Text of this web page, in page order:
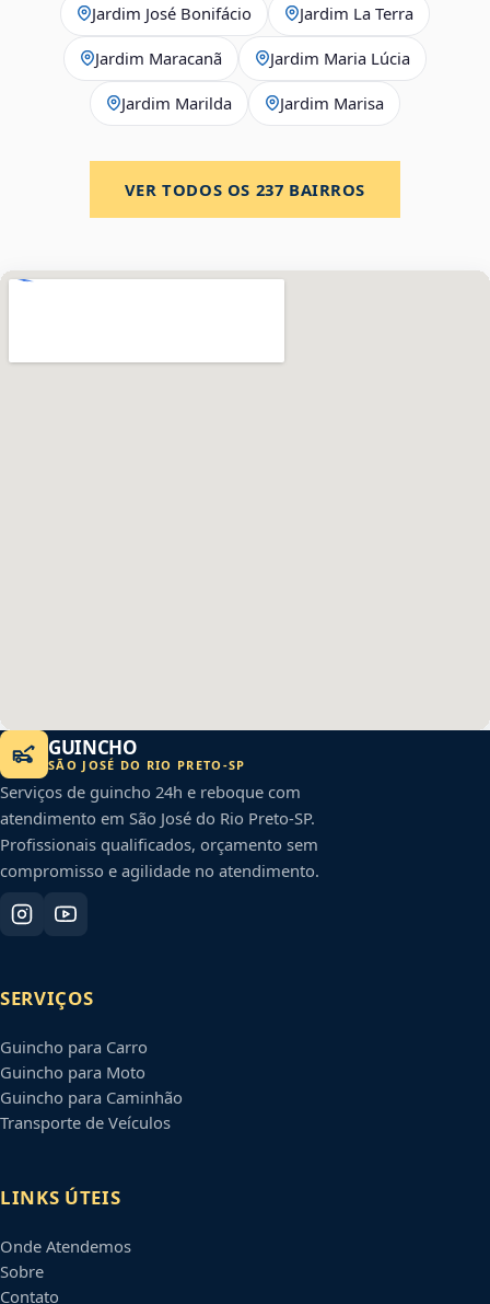
Jardim José Bonifácio Jardim La Terra
Jardim Maracanã Jardim Maria Lúcia
Jardim Marilda Jardim Marisa
VER TODOS OS 237 BAIRROS
GUINCHO
SÃO JOSÉ DO RIO PRETO -SP
Serviços de guincho 24h e reboque com
atendimento em São José do Rio Preto-SP.
Profissionais qualificados, orçamento sem
compromisso e agilidade no atendimento.
SERVIÇOS
Guincho para Carro
Guincho para Moto
Guincho para Caminhão
Transporte de Veículos
LINKS ÚTEIS
Onde Atendemos
Sobre
Contato